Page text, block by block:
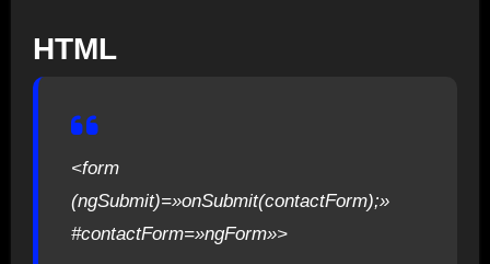
HTML
<form
(ngSubmit)=»onSubmit(contactForm);»
#contactForm=»ngForm»>